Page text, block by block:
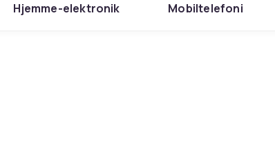
Hjemme-elektronik Mobiltelefoni